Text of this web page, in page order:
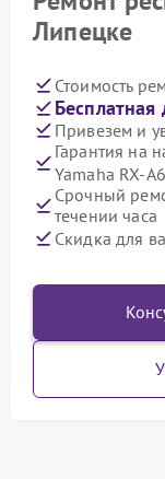
Липецке
Стоимость
Бесплатная
Привезем и
Гарантия на
Yamaha RX-
Срочный
течении часа
Скидка для